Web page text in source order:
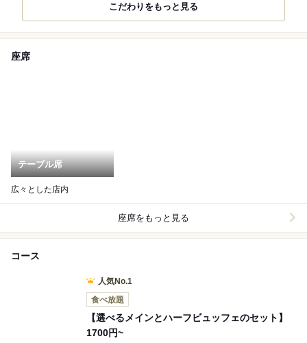
こだわりをもっと見る
座席
テーブル席
広々とした店内
座席をもっと見る
コース
人気No.1
食べ放題
【選べるメインとハーフビュッフェのセット】
1700円~